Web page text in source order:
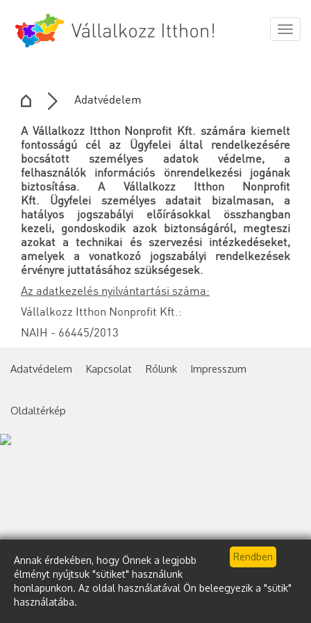
Annak érdekében, hogy Önnek a legjobb
élményt nyújtsuk "sütiket" használunk
honlapunkon. Az oldal használatával Ön beleegyezik a "sütik"
használatába.
Adatvédelem
A Vállalkozz Itthon Nonprofit Kft. számára kiemelt
fontosságú cél az Ügyfelei által rendelkezésére
bocsátott személyes adatok védelme, a
felhasználók információs önrendelkezési jogának
biztosítása.A Vállalkozz Itthon Nonprofit
Kft. Ügyfelei személyes adatait bizalmasan, a
hatályos jogszabályi előírásokkal összhangban
kezeli, gondoskodik azok biztonságáról, megteszi
azokat a technikai és szervezési intézkedéseket,
amelyek a vonatkozó jogszabályi rendelkezések
érvényre juttatásához szükségesek.
Az adatkezelés nyilvántartási száma:
Vállalkozz Itthon Nonprofit Kft.:
NAIH - 66445/2013
Adatvédelem Kapcsolat Rólunk Impresszum
Oldaltérkép